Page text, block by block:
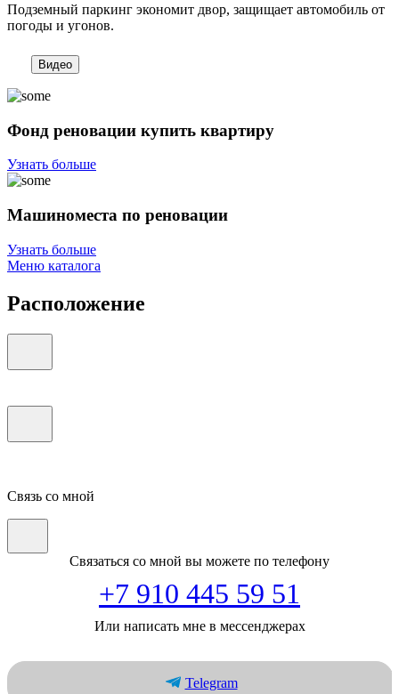
Подземный паркинг экономит двор, защищает автомобиль от
погоды и угонов.
Видео
Фонд реновации купить квартиру
Узнать больше
Машиноместа по реновации
Узнать больше
Меню каталога
Расположение
Связь со мной
Связаться со мной вы можете по телефону
+7 910 445 59 51
Или написать мне в мессенджерах
Telegram